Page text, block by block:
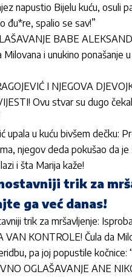
napustio Bijelu kuću, osuli
đu*re, spalio se sav!”
BABE
i unukino ponašanje
I NJEGOVA
Ovu stvar su dugo
upala u kuću bivšem dečku:
njegov deda pokušao da je
i šta Marija kaže!
trik za
ga već danas!
trik za mršavljenje:
VAN KONTROLE! Čula da
pa joj popustile kočnice:
OGLAŠAVANJE ANE